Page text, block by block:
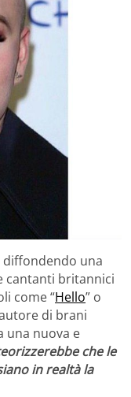
diffondendo una
cantanti britannici
come “Hello” o
di brani
una nuova e
che le
in realtà la